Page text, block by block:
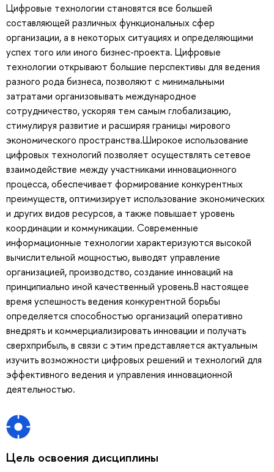
Цифровые технологии становятся все большей
составляющей различных функциональных сфер
организации, а в некоторых ситуациях и определяющими
успех того или иного бизнес-проекта. Цифровые
технологии открывают большие перспективы для ведения
разного рода бизнеса, позволяют с минимальными
затратами организовывать международное
сотрудничество, ускоряя тем самым глобализацию,
стимулируя развитие и расширяя границы мирового
экономического пространства.Широкое использование
цифровых технологий позволяет осуществлять сетевое
взаимодействие между участниками инновационного
процесса, обеспечивает формирование конкурентных
преимуществ, оптимизирует использование экономических
и других видов ресурсов, а также повышает уровень
координации и коммуникации. Современные
информационные технологии характеризуются высокой
вычислительной мощностью, выводят управление
организацией, производство, создание инноваций на
принципиально иной качественный уровень.В настоящее
время успешность ведения конкурентной борьбы
определяется способностью организаций оперативно
внедрять и коммерциализировать инновации и получать
сверхприбыль, в связи с этим представляется актуальным
изучить возможности цифровых решений и технологий для
эффективного ведения и управления инновационной
деятельностью.
Цель освоения дисциплины